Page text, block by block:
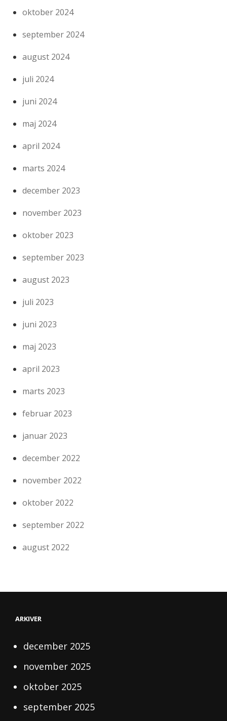
oktober 2024
september 2024
august 2024
juli 2024
juni 2024
maj 2024
april 2024
marts 2024
december 2023
november 2023
oktober 2023
september 2023
august 2023
juli 2023
juni 2023
maj 2023
april 2023
marts 2023
februar 2023
januar 2023
december 2022
november 2022
oktober 2022
september 2022
august 2022
ARKIVER
december 2025
november 2025
oktober 2025
september 2025